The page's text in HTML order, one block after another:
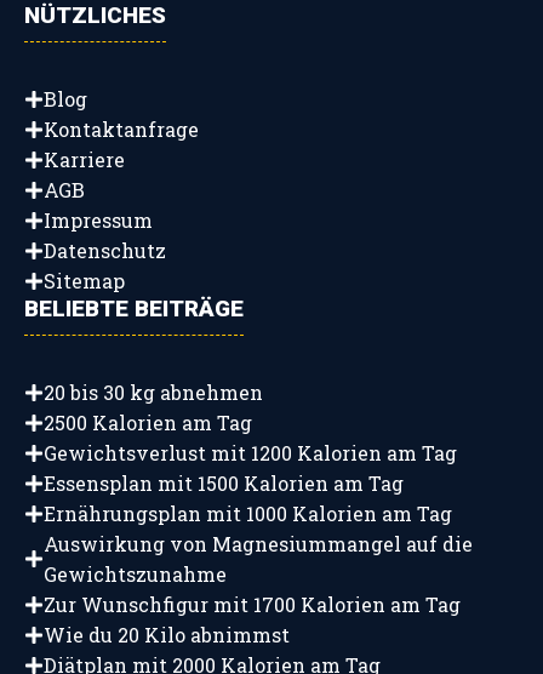
NÜTZLICHES
Blog
Kontaktanfrage
Karriere
AGB
Impressum
Datenschutz
Sitemap
BELIEBTE BEITRÄGE
20 bis 30 kg abnehmen
2500 Kalorien am Tag
Gewichtsverlust mit 1200 Kalorien am Tag
Essensplan mit 1500 Kalorien am Tag
Ernährungsplan mit 1000 Kalorien am Tag
Auswirkung von Magnesiummangel auf die
Gewichtszunahme
Zur Wunschfigur mit 1700 Kalorien am Tag
Wie du 20 Kilo abnimmst
Diätplan mit 2000 Kalorien am Tag